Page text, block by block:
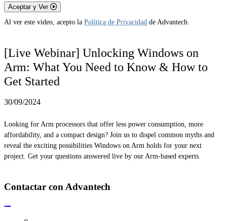
Aceptar y Ver
Al ver este video, acepto la Política de Privacidad de Advantech.
[Live Webinar] Unlocking Windows on
Arm: What You Need to Know & How to
Get Started
30/09/2024
Looking for Arm processors that offer less power consumption, more
affordability, and a compact design? Join us to dispel common myths and
reveal the exciting possibilities Windows on Arm holds for your next
project. Get your questions answered live by our Arm-based experts.
Contactar con Advantech